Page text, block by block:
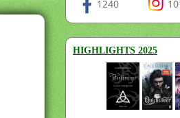
1240
HIGHLIGHTS 2025